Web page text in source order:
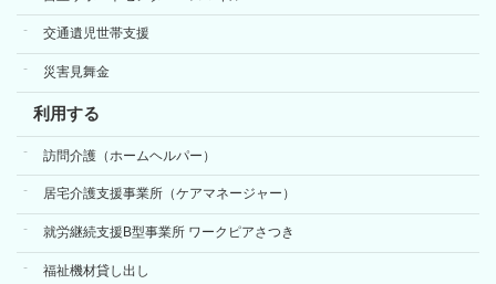
交通遺児世帯支援
災害見舞金
利用する
訪問介護（ホームヘルパー）
居宅介護支援事業所（ケアマネージャー）
就労継続支援B型事業所 ワークピアさつき
福祉機材貸し出し